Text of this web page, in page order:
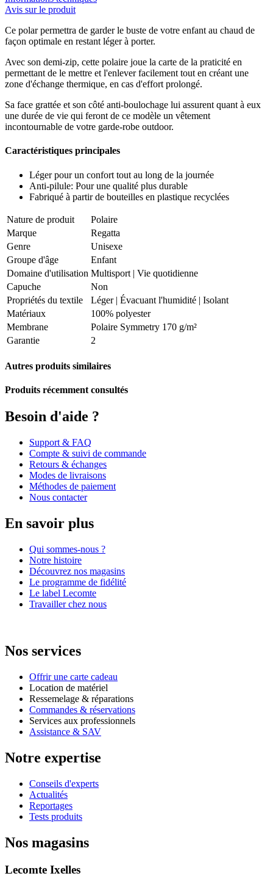
Avis sur le produit
Ce polar permettra de garder le buste de votre enfant au chaud de
façon optimale en restant léger à porter.
Avec son demi-zip, cette polaire joue la carte de la praticité en
permettant de le mettre et l'enlever facilement tout en créant une
zone d'échange thermique, en cas d'effort prolongé.
Sa face grattée et son côté anti-boulochage lui assurent quant à eux
une durée de vie qui feront de ce modèle un vêtement
incontournable de votre garde-robe outdoor.
Caractéristiques principales
Léger pour un confort tout au long de la journée
Anti-pilule: Pour une qualité plus durable
Fabriqué à partir de bouteilles en plastique recyclées
Nature de produit
Polaire
Marque
Regatta
Genre
Unisexe
Groupe d'âge
Enfant
Domaine d'utilisation Multisport | Vie quotidienne
Capuche
Non
Propriétés du textile
Léger| Évacuant l'humidité | Isolant
Matériaux
100% polyester
Membrane
Polaire Symmetry 170 g/m²
Garantie
2
Autres produits similaires
Produits récemment consultés
Besoin d'aide ?
Support & FAQ
Compte & suivi de commande
Retours & échanges
Modes de livraisons
Méthodes de paiement
Nous contacter
En savoir plus
Qui sommes-nous ?
Notre histoire
Découvrez nos magasins
Le programme de fidélité
Le label Lecomte
Travailler chez nous
Nos services
Offrir une carte cadeau
Location de matériel
Ressemelage & réparations
Commandes & réservations
Services aux professionnels
Assistance & SAV
Notre expertise
Conseils d'experts
Actualités
Reportages
Tests produits
Nos magasins
Lecomte Ixelles